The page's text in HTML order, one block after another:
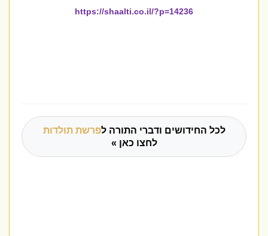
https://shaalti.co.il/?p=14236
לכל החידושים ודברי התורה לפרשת תולדות
לחצו כאן »